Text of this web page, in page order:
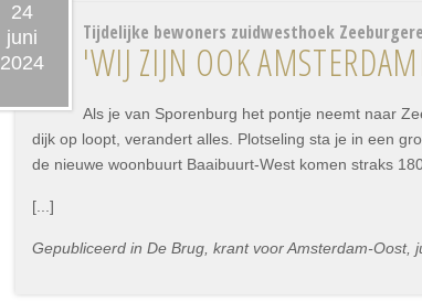
24
juni
2024
Tijdelijke bewoners zuidwesthoek
'WIJ ZIJN OOK
Als je van Sporenburg het pontje neemt naar
dijk op loopt, verandert alles. Plotseling sta je in een
de nieuwe woonbuurt Baaibuurt-West komen straks
[...]
Gepubliceerd in De Brug, krant voor Amsterdam-Oost,